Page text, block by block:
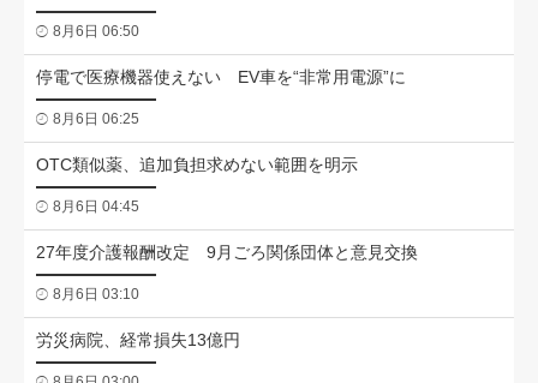
8月6日 06:50
停電で医療機器使えない EV車を“非常用電源”に
8月6日 06:25
OTC類似薬、追加負担求めない範囲を明示
8月6日 04:45
27年度介護報酬改定 9月ごろ関係団体と意見交換
8月6日 03:10
労災病院、経常損失13億円